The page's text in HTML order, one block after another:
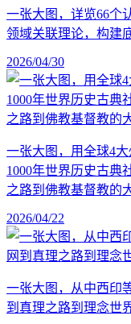
一张大图，详览66个
领域关联理论，构建
2026/04/30
一张大图，用全球4
1000年世界历史古典
之路到佛教基督教的
2026/04/22
一张大图，从中西印
到真理之路到理念世